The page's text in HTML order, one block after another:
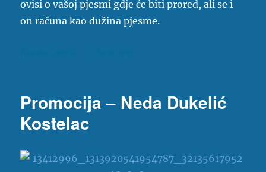
ovisi o vašoj pjesmi gdje će biti prored, ali se i
on računa kao dužina pjesme.
Promocija – Neda Dukelić
Kostelac